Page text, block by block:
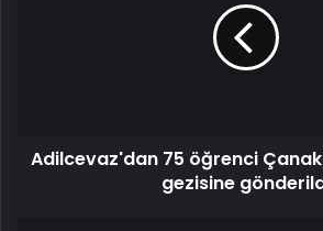
Adilcevaz'dan 75 öğrenci
gezisine